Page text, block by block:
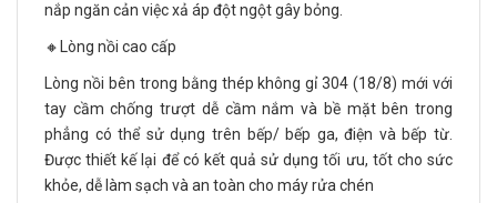
nắp ngăn cản việc xả áp đột ngột gây bỏng.
🔸Lòng nồi cao cấp
Lòng nồi bên trong bằng thép không gỉ 304 (18/8) mới với
tay cầm chống trượt dễ cầm nắm và bề mặt bên trong
phẳng có thể sử dụng trên bếp/ bếp ga, điện và bếp từ.
Được thiết kế lại để có kết quả sử dụng tối ưu, tốt cho sức
khỏe, dễ làm sạch và an toàn cho máy rửa chén